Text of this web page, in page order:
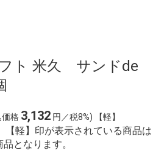
ト 米久 サンドde
格 3,132 円／税8%) 【軽】
【軽】印が表示されている商品は
となります。